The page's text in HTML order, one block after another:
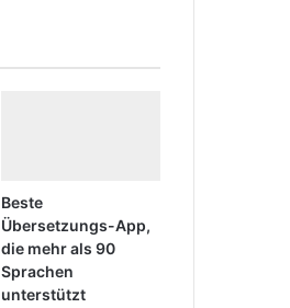
Beste
Übersetzungs-App,
die mehr als 90
Sprachen
unterstützt